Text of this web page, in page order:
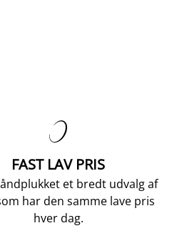

FAST LAV PRIS
et bredt udvalg af
har den samme lave pris
hver dag.